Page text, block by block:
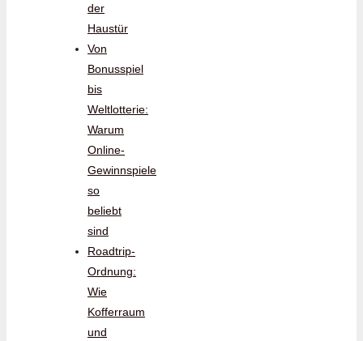
der
Haustür
Von
Bonusspiel
bis
Weltlotterie:
Warum
Online-
Gewinnspiele
so
beliebt
sind
Roadtrip-
Ordnung:
Wie
Kofferraum
und